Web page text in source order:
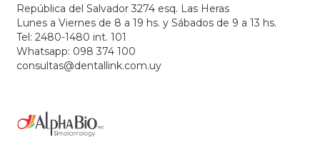
República del Salvador 3274 esq. Las Heras
Lunes a Viernes de 8 a 19 hs. y Sábados de 9 a 13 hs.
Tel: 2480-1480 int. 101
Whatsapp: 098 374 100
consultas@dentallink.com.uy